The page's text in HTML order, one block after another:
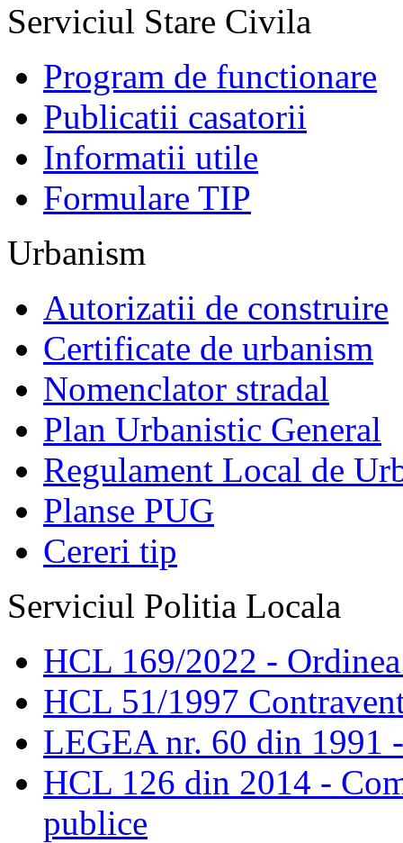
Serviciul Stare Civila
Program de functionare
Publicatii casatorii
Informatii utile
Formulare TIP
Urbanism
Autorizatii de construire
Certificate de urbanism
Nomenclator stradal
Plan Urbanistic General
Regulament Local de
Planse PUG
Cereri tip
Serviciul Politia Locala
HCL 169/2022 -
HCL 51/1997
LEGEA nr. 60 din 1991
HCL 126 din 2014 -
publice